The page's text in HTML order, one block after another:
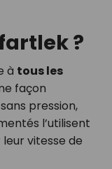
?
à tous les
façon
pression,
l’utilisent
vitesse de